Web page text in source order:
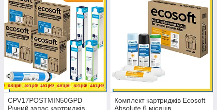
CPV17POSTMIN50GPD
Річний запас картриджів
Комплект картриджів Ecosoft
Absolute 6 місяців